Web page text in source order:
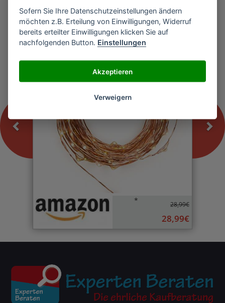
Inateck SL 1001 Strip Lights Lichterkette
* 28,99€
28,99€
Previous
Sofern Sie Ihre Datenschutzeinstellungen ändern
möchten z.B. Erteilung von Einwilligungen, Widerruf
bereits erteilter Einwilligungen klicken Sie auf
nachfolgenden Button. Einstellungen
Akzeptieren
Verweigern